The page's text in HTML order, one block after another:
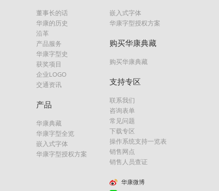
董事长的话
华康的历史
沿革
产品服务
华康字型史
获奖项目
企业LOGO
交通资讯
产品
华康典藏
华康字型全览
嵌入式字体
华康字型授权方案
嵌入式字体
华康字型授权方案
购买华康典藏
购买华康典藏
支持专区
联系我们
咨询表单
常见问题
下载专区
操作系统支持一览表
销售网点
销售人员查证
华康微博